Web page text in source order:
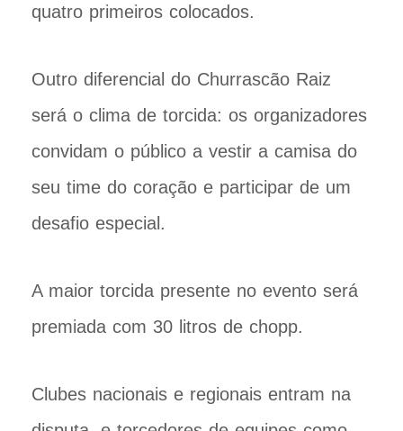
quatro primeiros colocados.
Outro diferencial do Churrascão Raiz
será o clima de torcida: os organizadores
convidam o público a vestir a camisa do
seu time do coração e participar de um
desafio especial.
A maior torcida presente no evento será
premiada com 30 litros de chopp.
Clubes nacionais e regionais entram na